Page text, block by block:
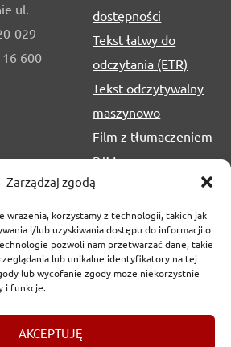
Zarządzaj zgodą
wrażenia, korzystamy z technologii, takich jak
i/lub uzyskiwania dostępu do informacji o
pozwoli nam przetwarzać dane, takie
lub unikalne identyfikatory na tej
lub wycofanie zgody może niekorzystnie
i funkcje.
AKCEPTUJĘ
ul.
029
600
dostępności
Tekst łatwy do
odczytania (ETR)
Tekst odczytywalny
maszynowo
Film z tłumaczeniem
PJM
Marszałkowski Województwa